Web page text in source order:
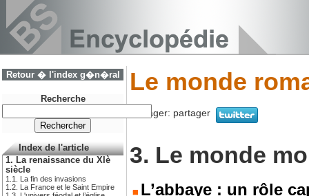
Retour � l'index g�n�ral
Recherche
Index de l'article
1. La renaissance du XIè
siècle
1.1. La fin des invasions
1.2. La France et le Saint Empire
Le monde
Partager: partager
3. Le monde
L’abbaye : un rôle